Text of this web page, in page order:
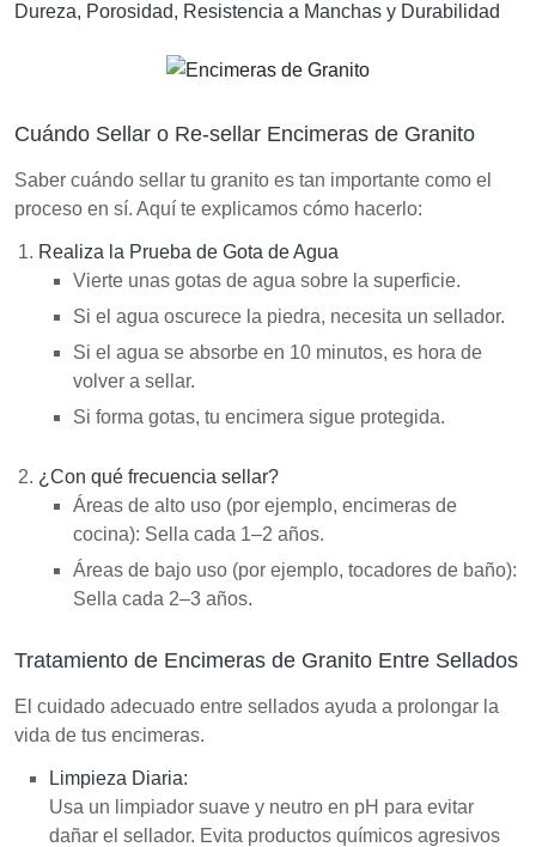
Dureza, Porosidad, Resistencia a Manchas y Durabilidad
Cuándo Sellar o Re-sellar Encimeras de Granito
Saber cuándo sellar tu granito es tan importante como el
proceso en sí. Aquí te explicamos cómo hacerlo:
Realiza la Prueba de Gota de Agua
Vierte unas gotas de agua sobre la superficie.
Si el agua oscurece la piedra, necesita un sellador.
Si el agua se absorbe en 10 minutos, es hora de
volver a sellar.
Si forma gotas, tu encimera sigue protegida.
¿Con qué frecuencia sellar?
Áreas de alto uso (por ejemplo, encimeras de
cocina): Sella cada 1–2 años.
Áreas de bajo uso (por ejemplo, tocadores de baño):
Sella cada 2–3 años.
Tratamiento de Encimeras de Granito Entre Sellados
El cuidado adecuado entre sellados ayuda a prolongar la
vida de tus encimeras.
Limpieza Diaria:
Usa un limpiador suave y neutro en pH para evitar
dañar el sellador. Evita productos químicos agresivos